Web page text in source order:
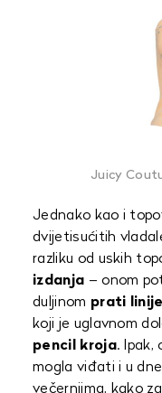
Juicy
Jednako kao i
dvijetisućitih
razliku od uskih
izdanja – onom
duljinom prati
koji je uglavnom
pencil kroja. Ipak,
mogla viđati i u
večernjima, kako za